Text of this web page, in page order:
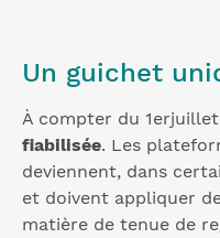
Un guichet
À compter du
fiabilisée. Les
deviennent, dans
et doivent appliquer
matière de tenue de